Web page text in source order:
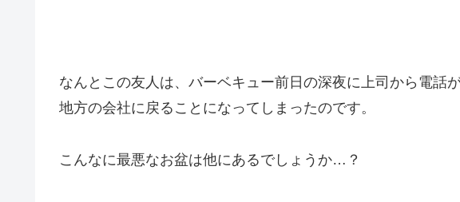
なんとこの友人は、バーベキュー前日の深夜に上司から電話
地方の会社に戻ることになってしまったのです。
こんなに最悪なお盆は他にあるでしょうか…？